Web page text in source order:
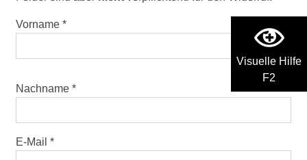
Visuelle Hilfe
F2
Vorname
Nachname
E-Mail